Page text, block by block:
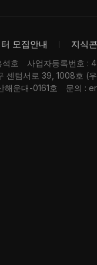
모집안내 지식
호
사업자등록번호 :
센텀서로 39, 1008호 (
해운대-0161호
문의 :